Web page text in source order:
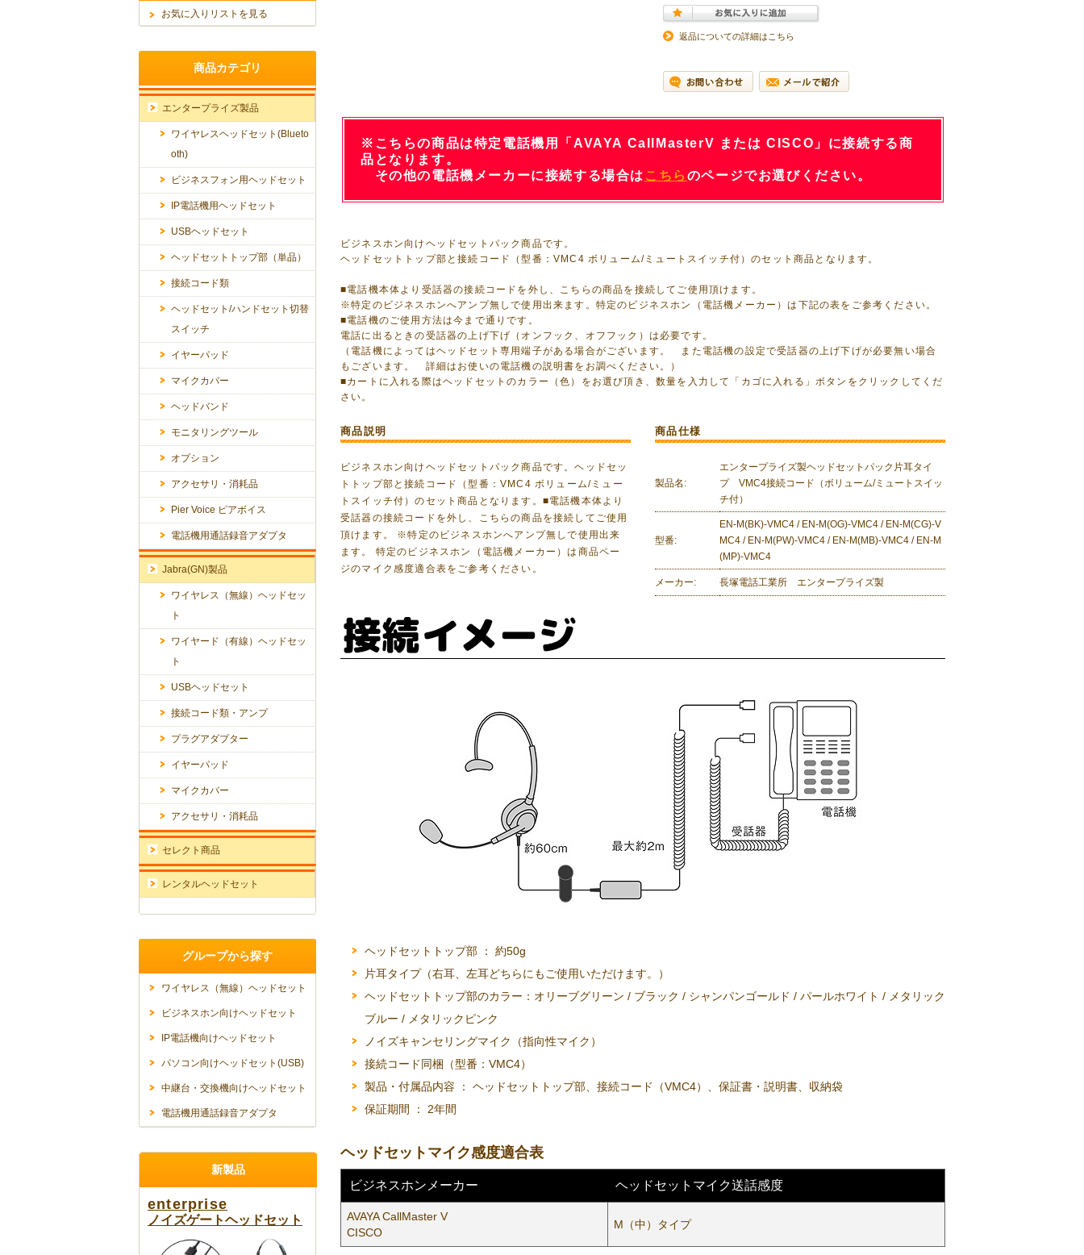
返品についての詳細はこちら
※こちらの商品は特定電話機用「AVAYA CallMasterV または CISCO」に接続する商
品となります。
その他の電話機メーカーに接続する場合は こちら のページでお選びください。
ビジネスホン向けヘッドセットパック商品です。
ヘッドセットトップ部と接続コード（型番：VMC4 ボリューム/ミュートスイッチ付）のセット商品となります。
■電話機本体より受話器の接続コードを外し、こちらの商品を接続してご使用頂けます。
※特定のビジネスホンへアンプ無しで使用出来ます。特定のビジネスホン（電話機メーカー）は下記の表をご参考ください。
■電話機のご使用方法は今まで通りです。
電話に出るときの受話器の上げ下げ（オンフック、オフフック）は必要です。
（電話機によってはヘッドセット専用端子がある場合がございます。 また電話機の設定で受話器の上げ下げが必要無い場合
もございます。 詳細はお使いの電話機の説明書をお調べください。）
■カートに入れる際はヘッドセットのカラー（色）をお選び頂き、数量を入力して「カゴに入れる」ボタンをクリックしてくだ
さい。
商品説明
ビジネスホン向けヘッドセットパック商品です。ヘッドセッ
トトップ部と接続コード（型番：VMC4 ボリューム/ミュー
トスイッチ付）のセット商品となります。■電話機本体より
受話器の接続コードを外し、こちらの商品を接続してご使用
頂けます。 ※特定のビジネスホンへアンプ無しで使用出来
ます。 特定のビジネスホン（電話機メーカー）は商品ペー
ジのマイク感度適合表をご参考ください。
商品仕様
製品名:
エンタープライズ製ヘッドセットパック片耳タイ
プ VMC4接続コード（ボリューム/ミュートスイッ
チ付）
型番:
EN-M(BK)-VMC4 / EN-M(OG)-VMC4 / EN-M(CG)-V
MC4 / EN-M(PW)-VMC4 / EN-M(MB)-VMC4 / EN-M
(MP)-VMC4
メーカー: 長塚電話工業所 エンタープライズ製
ヘッドセットトップ部 ： 約50g
片耳タイプ（右耳、左耳どちらにもご使用いただけます。）
ヘッドセットトップ部のカラー：オリーブグリーン / ブラック / シャンパンゴールド / パールホワイト / メタリック
ブルー / メタリックピンク
ノイズキャンセリングマイク（指向性マイク）
接続コード同梱（型番：VMC4）
製品・付属品内容 ： ヘッドセットトップ部、接続コード（VMC4）、保証書・説明書、収納袋
保証期間 ： 2年間
ヘッドセットマイク感度適合表
ビジネスホンメーカー ヘッドセットマイク送話感度
AVAYA CallMaster V
CISCO
M（中）タイプ
お気に入りリストを見る
商品カテゴリ
エンタープライズ製品
ワイヤレスヘッドセット(Blueto
oth)
ビジネスフォン用ヘッドセット
IP電話機用ヘッドセット
USBヘッドセット
ヘッドセットトップ部（単品）
接続コード類
ヘッドセット/ハンドセット切替
スイッチ
イヤーパッド
マイクカバー
ヘッドバンド
モニタリングツール
オプション
アクセサリ・消耗品
Pier Voice ピアボイス
電話機用通話録音アダプタ
Jabra(GN)製品
ワイヤレス（無線）ヘッドセッ
ト
ワイヤード（有線）ヘッドセッ
ト
USBヘッドセット
接続コード類・アンプ
プラグアダプター
イヤーパッド
マイクカバー
アクセサリ・消耗品
セレクト商品
レンタルヘッドセット
グループから探す
ワイヤレス（無線）ヘッドセット
ビジネスホン向けヘッドセット
IP電話機向けヘッドセット
パソコン向けヘッドセット(USB)
中継台・交換機向けヘッドセット
電話機用通話録音アダプタ
新製品
enterprise
ノイズゲートヘッドセット